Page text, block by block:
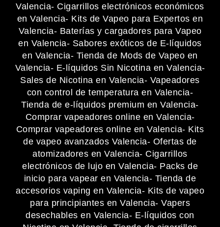
Valencia- Cigarrillos electrónicos económicos
en Valencia- Kits de Vapeo para Expertos en
Valencia- Baterías y cargadores para Vapeo
en Valencia- Sabores exóticos de E-líquidos
en Valencia- Tienda de Mods de Vapeo en
Valencia- E-líquidos Sin Nicotina en Valencia-
Sales de Nicotina en Valencia- Vapeadores
con control de temperatura en Valencia-
Tienda de e-líquidos premium en Valencia-
Comprar vapeadores online en Valencia-
Comprar vapeadores online en Valencia- Kits
de vapeo avanzados Valencia- Ofertas de
atomizadores en Valencia- Cigarrillos
electrónicos de lujo en Valencia- Packs de
inicio para vapear en Valencia- Tienda de
accesorios vaping en Valencia- Kits de vapeo
para principiantes en Valencia- Vapers
desechables en Valencia- E-líquidos con